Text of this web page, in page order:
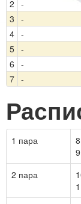
2 -
3 -
4 -
5 -
6 -
7 -
1 пара
2 пара